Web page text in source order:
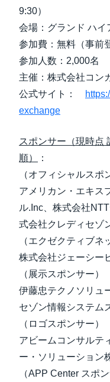
9:30）
会場：グランド ハイ
参加費：無料（事前
参加人数：2,000名
主催：株式会社コン
公式サイト：
exchange
スポンサー（現時
順）
：
（オフィシャルスポ
アメリカン・エキス
ル.Inc、株式会社
式会社クレディセゾ
（エクゼクティブネ
株式会社ジェーシー
（展示スポンサー）
伊藤忠テクノソリュ
セゾン情報システム
（ロゴスポンサー）
アビームコンサルテ
ー・ソリューション
（APP Center スポン